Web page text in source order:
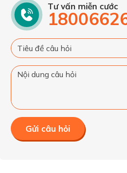
Tư vấn miễn cước
Gửi câu hỏi